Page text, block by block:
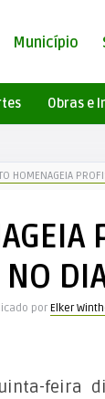
Município
Obras e
HOMENAGEIA
por Elker
feira